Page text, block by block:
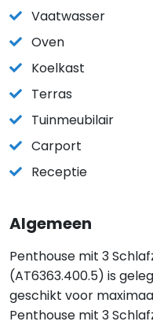
Vaatwasser
Oven
Koelkast
Terras
Tuinmeubilair
Carport
Receptie
Algemeen
Penthouse mit 3
(AT6363.400.5) is
geschikt voor
Penthouse mit 3